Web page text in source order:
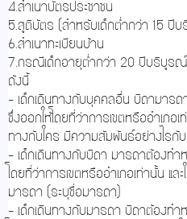
4.สำเนาบัตรประชาชน
5.สูติบัตร (สำหรับเด็กต่ำกว่า 15 ปี
6.สำเนาทะเบียนบ้าน
7.กรณีเด็กอายุต่ำกว่า 20 ปีบริบูรณ์
ดังนี้
- เด็กเดินทางกับบุคคลอื่น บิดามาร
ซึ่งออกให้โดยที่ว่าการเขตหรืออำเภอเ
ทางกับใคร มีความสัมพันธ์อย่างไรกั
- เด็กเดินทางกับบิดา มารดาต้องทำ
โดยที่ว่าการเขตหรืออำเภอเท่านั้น แล
มารดา (ระบุชื่อมารดา)
- เด็กเดินทางกับมารดา บิดาต้องทำ